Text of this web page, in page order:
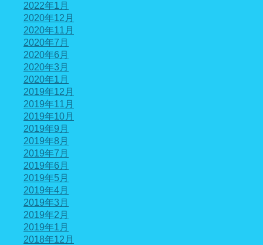
2022年1月
2020年12月
2020年11月
2020年7月
2020年6月
2020年3月
2020年1月
2019年12月
2019年11月
2019年10月
2019年9月
2019年8月
2019年7月
2019年6月
2019年5月
2019年4月
2019年3月
2019年2月
2019年1月
2018年12月